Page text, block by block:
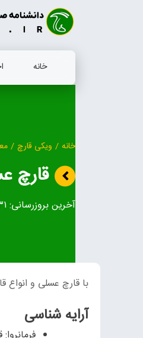
خانه
خانه / ویکی قارچ /
قارچ
آخرین بروزرسانی:
با قارچ عسلی و انواع
آرایه شناسی